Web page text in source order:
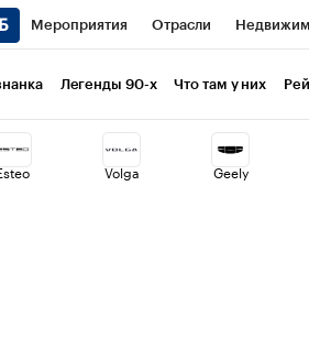
Мероприятия Отрасли
Дискуссионный клуб Исследования
Спецпроекты Проверка
Легенды 90-х Что там у них
Volga Geely